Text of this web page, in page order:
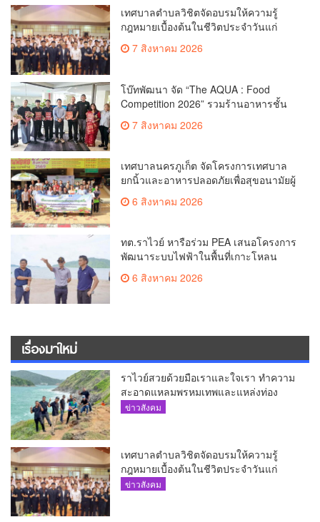
เทศบาลตำบลวิชิตจัดอบรมให้ความรู้
กฎหมายเบื้องต้นในชีวิตประจำวันแก่
เยาวชน
7 สิงหาคม 2026
โบ๊ทพัฒนา จัด “The AQUA : Food
Competition 2026” รวมร้านอาหารชั้น
ศักยภาพ Food Destination ย่านเชิงทะเล
7 สิงหาคม 2026
เทศบาลนครภูเก็ต จัดโครงการเทศบาล
ยกนิ้วและอาหารปลอดภัยเพื่อสุขอนามัยผู้
6 สิงหาคม 2026
ทต.ราไวย์ หารือร่วม PEA เสนอโครงการ
พัฒนาระบบไฟฟ้าในพื้นที่เกาะโหลน
6 สิงหาคม 2026
เรื่องมาใหม่
ราไวย์สวยด้วยมือเราและใจเรา ทำความ
สะอาดแหลมพรหมเทพและแหล่งท่อง
เที่ยว
ข่าวสังคม
เทศบาลตำบลวิชิตจัดอบรมให้ความรู้
กฎหมายเบื้องต้นในชีวิตประจำวันแก่
เยาวชน
ข่าวสังคม